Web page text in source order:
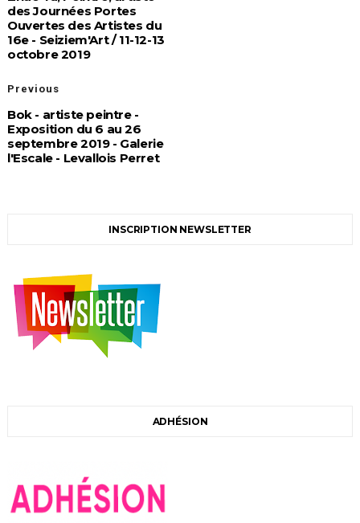
des Journées Portes
Ouvertes des Artistes du
16e - Seiziem'Art / 11-12-13
octobre 2019
Previous
Bok - artiste peintre -
Exposition du 6 au 26
septembre 2019 - Galerie
l'Escale - Levallois Perret
INSCRIPTION NEWSLETTER
ADHÉSION